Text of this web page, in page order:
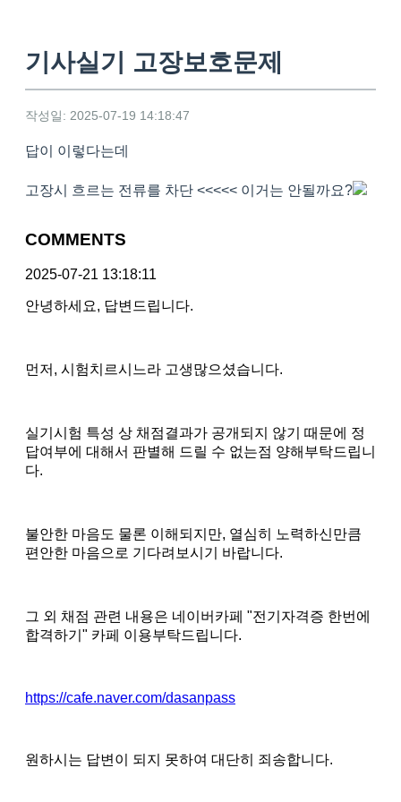
기사실기 고장보호문제
작성일: 2025-07-19 14:18:47
답이 이렇다는데
고장시 흐르는 전류를 차단 <<<<< 이거는 안될까요?
COMMENTS
2025-07-21 13:18:11
안녕하세요, 답변드립니다.
먼저, 시험치르시느라 고생많으셨습니다.
실기시험 특성 상 채점결과가 공개되지 않기 때문에 정
답여부에 대해서 판별해 드릴 수 없는점 양해부탁드립니
다.
불안한 마음도 물론 이해되지만, 열심히 노력하신만큼
편안한 마음으로 기다려보시기 바랍니다.
그 외 채점 관련 내용은 네이버카페 "전기자격증 한번에
합격하기" 카페 이용부탁드립니다.
https://cafe.naver.com/dasanpass
원하시는 답변이 되지 못하여 대단히 죄송합니다.